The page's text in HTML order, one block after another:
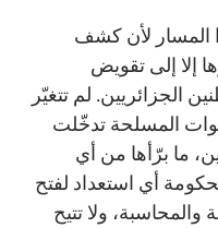
المسار لأن كشف
إلا إلى تقويض
الجزائريين. لم تتغيّر
المسلحة تدخّلت
ما برّأها من أي
أي استعداد لفتح
ولا تتيح